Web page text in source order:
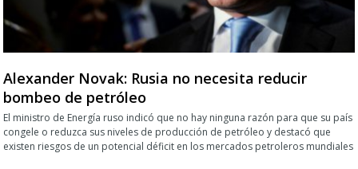
Alexander Novak: Rusia no necesita reducir
bombeo de petróleo
El ministro de Energía ruso indicó que no hay ninguna razón para que su país
congele o reduzca sus niveles de producción de petróleo y destacó que
existen riesgos de un potencial déficit en los mercados petroleros mundiales